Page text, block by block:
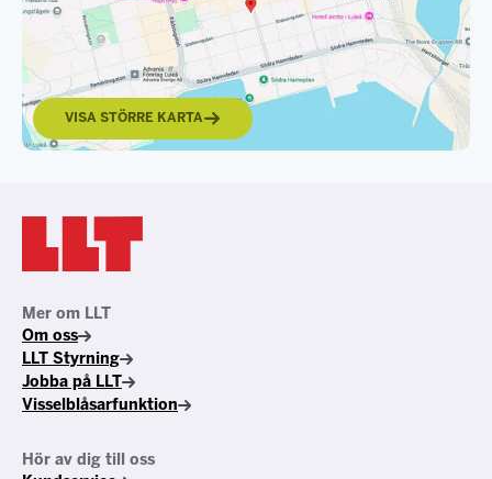
VISA STÖRRE KARTA
Mer om LLT
Om oss
LLT Styrning
Jobba på LLT
Visselblåsarfunktion
Hör av dig till oss